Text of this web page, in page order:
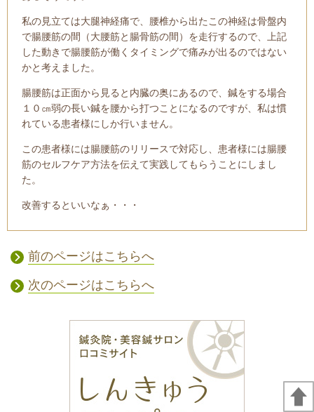
私の見立ては大腿神経痛で、腰椎から出たこの神経は骨盤内
で腸腰筋の間（大腰筋と腸骨筋の間）を走行するので、上記
した動きで腸腰筋が働くタイミングで痛みが出るのではない
かと考えました。
腸腰筋は正面から見ると内臓の奥にあるので、鍼をする場合
１０㎝弱の長い鍼を腰から打つことになるのですが、私は慣
れている患者様にしか行いません。
この患者様には腸腰筋のリリースで対応し、患者様には腸腰
筋のセルフケア方法を伝えて実践してもらうことにしまし
た。
改善するといいなぁ・・・
前のページはこちらへ
次のページはこちらへ